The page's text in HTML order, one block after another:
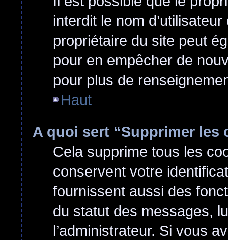
interdit le nom
propriétaire du site peut
pour en empêcher de
pour plus de
Haut
A quoi sert “Supprimer les
Cela supprime tous les
conservent votre
fournissent aussi des
du statut des messages,
l’administrateur. Si vous